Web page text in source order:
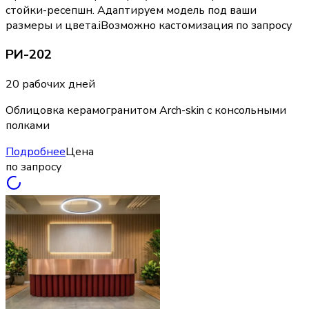
стойки-ресепшн. Адаптируем модель под ваши
размеры и цвета.iВозможно кастомизация по запросу
РИ-202
20 рабочих дней
Облицовка керамогранитом Arch-skin с консольными
полками
ПодробнееЦена
по запросу